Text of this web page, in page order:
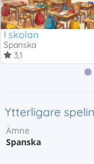
I skolan
Spanska
3,1
Ytterligare
Ämne
Spanska